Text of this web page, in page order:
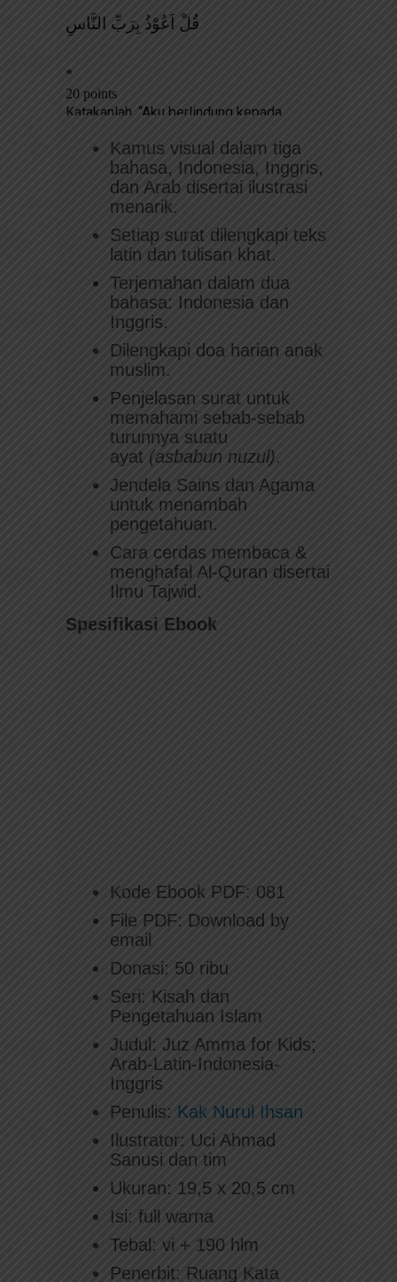
Kamus visual dalam tiga
bahasa, Indonesia, Inggris,
dan Arab disertai ilustrasi
menarik.
Setiap surat dilengkapi teks
latin dan tulisan khat.
Terjemahan dalam dua
bahasa: Indonesia dan
Inggris.
Dilengkapi doa harian anak
muslim.
Penjelasan surat untuk
memahami sebab-sebab
turunnya suatu
ayat (asbabun nuzul).
Jendela Sains dan Agama
untuk menambah
pengetahuan.
Cara cerdas membaca &
menghafal Al-Quran disertai
Ilmu Tajwid.
Spesifikasi Ebook
Kode Ebook PDF: 081
File PDF: Download by
email
Donasi: 50 ribu
Seri: Kisah dan
Pengetahuan Islam
Judul: Juz Amma for Kids;
Arab-Latin-Indonesia-
Inggris
Penulis: Kak Nurul Ihsan
Ilustrator: Uci Ahmad
Sanusi dan tim
Ukuran: 19,5 x 20,5 cm
Isi: full warna
Tebal: vi + 190 hlm
Penerbit: Ruang Kata